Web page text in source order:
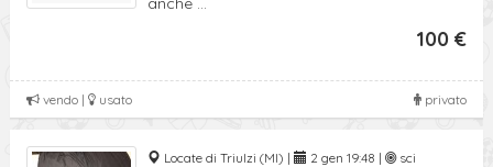
100 €
privato
vendo | usato
Locate di Triulzi (MI) | 2 gen 19:48 | sci